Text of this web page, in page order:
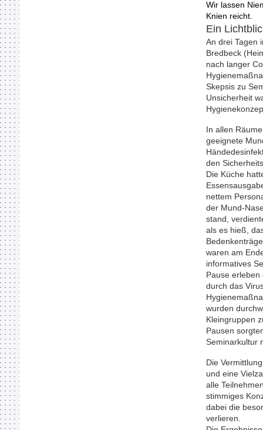
Wir lassen
Ein
An drei Tagen
Bredbeck
nach langer
Skepsis zu
Unsicherheit
In allen
geeignete
den
Die Küche
nettem
der Mund-
stand,
als es hieß,
waren am
informatives
Pause
durch das
wurden
Kleingruppen
Pausen
Seminarkultur
Die
und eine
alle
stimmiges
dabei die
verlieren.